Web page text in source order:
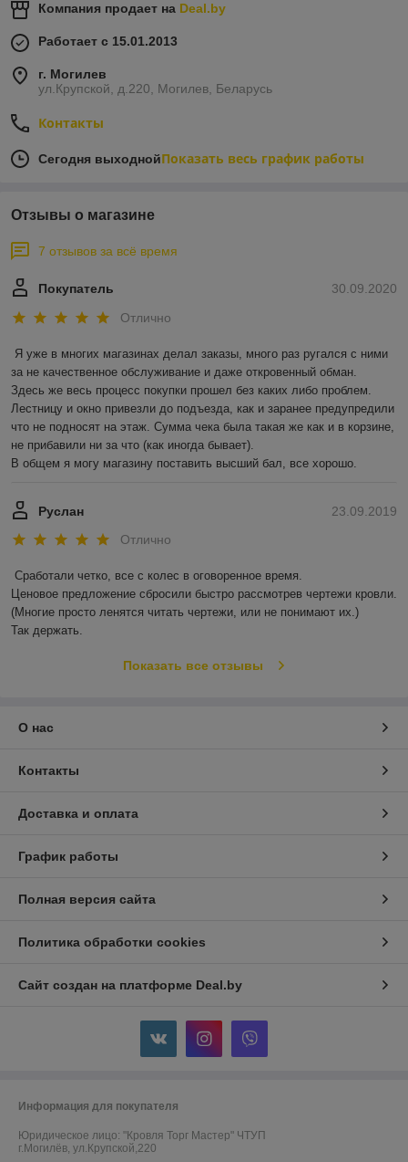
Компания продает на Deal.by
Работает с 15.01.2013
г. Могилев
ул.Крупской, д.220, Могилев, Беларусь
Контакты
Сегодня выходнойПоказать весь график работы
Отзывы о магазине
7 отзывов за всё время
30.09.2020
Покупатель
Отлично
Я уже в многих магазинах делал заказы, много раз ругался с ними
за не качественное обслуживание и даже откровенный обман.
Здесь же весь процесс покупки прошел без каких либо проблем.
Лестницу и окно привезли до подъезда, как и заранее предупредили
что не подносят на этаж. Сумма чека была такая же как и в корзине,
не прибавили ни за что (как иногда бывает).
В общем я могу магазину поставить высший бал, все хорошо.
23.09.2019
Руслан
Отлично
Сработали четко, все с колес в оговоренное время.
Ценовое предложение сбросили быстро рассмотрев чертежи кровли.
(Многие просто ленятся читать чертежи, или не понимают их.)
Так держать.
Показать все отзывы
О нас
Контакты
Доставка и оплата
График работы
Полная версия сайта
Политика обработки cookies
Сайт создан на платформе Deal.by
Информация для покупателя
Юридическое лицо: "Кровля Торг Мастер" ЧТУП
г.Могилёв, ул.Крупской,220